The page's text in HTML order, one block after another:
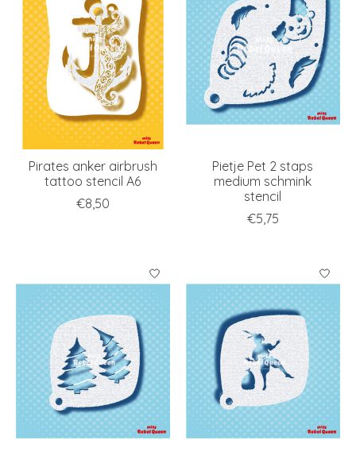
Pirates anker airbrush
tattoo stencil A6
€8,50
Pietje Pet 2 staps
medium schmink
stencil
€5,75